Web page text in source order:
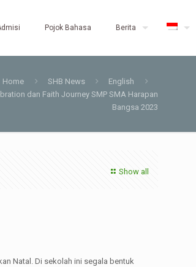
Pojok Bahasa Berita
Home SHB News
English
dan Faith Journey SMP SMA Harapan
Bangsa 2023
Show all
Natal. Di sekolah ini segala bentuk